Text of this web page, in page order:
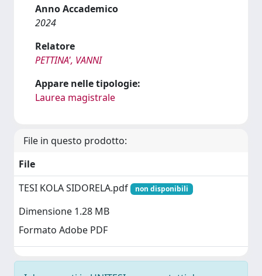
Anno Accademico
2024
Relatore
PETTINA', VANNI
Appare nelle tipologie:
Laurea magistrale
File in questo prodotto:
File
TESI KOLA SIDORELA.pdf
non disponibili
Dimensione 1.28 MB
Formato Adobe PDF